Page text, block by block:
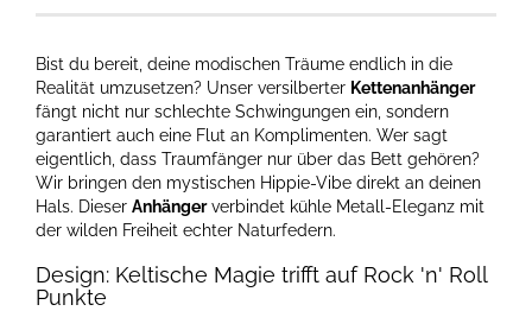
Bist du bereit, deine modischen Träume endlich in die
Realität umzusetzen? Unser versilberter Kettenanhänger
fängt nicht nur schlechte Schwingungen ein, sondern
garantiert auch eine Flut an Komplimenten. Wer sagt
eigentlich, dass Traumfänger nur über das Bett gehören?
Wir bringen den mystischen Hippie-Vibe direkt an deinen
Hals. Dieser Anhängerverbindet kühle Metall-Eleganz mit
der wilden Freiheit echter Naturfedern.
Design: Keltische Magie trifft auf Rock 'n' Roll
Punkte